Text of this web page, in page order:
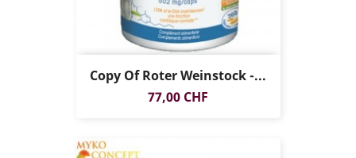
Copy Of Roter Weinstock -...
Preis
77,00 CHF